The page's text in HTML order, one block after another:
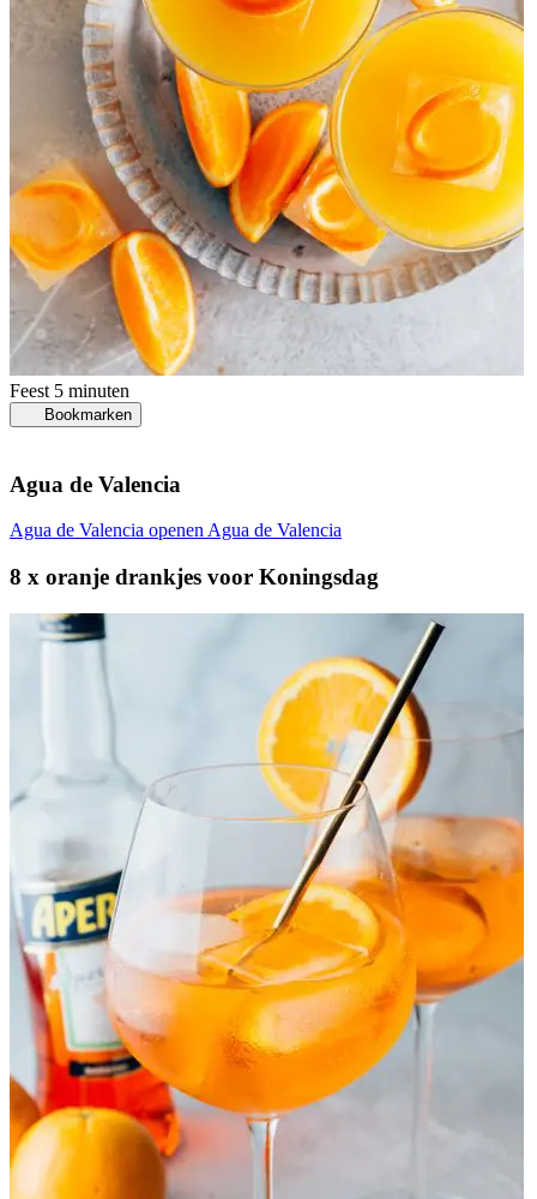
Feest 5 minuten
Bookmarken
Agua de Valencia
Agua de Valencia openen Agua de Valencia
8 x oranje drankjes voor Koningsdag